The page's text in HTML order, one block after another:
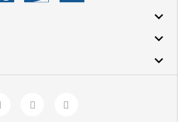


